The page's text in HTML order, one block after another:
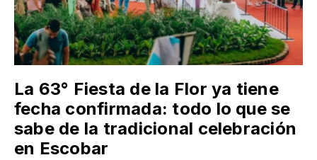
La 63° Fiesta de la Flor ya tiene
fecha confirmada: todo lo que se
sabe de la tradicional celebración
en Escobar